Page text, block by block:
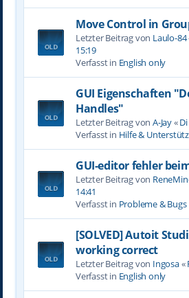
Move Control in
Letzter Beitrag von Laulo-84
15:19
Verfasst in English only
GUI Eigenschaften
Handles"
Letzter Beitrag von A-Jay«
Verfasst in Hilfe &
GUI-editor fehler
Letzter Beitrag von
14:41
Verfasst in Probleme & Bugs
[SOLVED] Autoit
working correct
Letzter Beitrag von Ingosa«
Verfasst in English only